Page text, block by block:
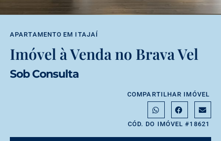
APARTAMENTO EM ITAJAÍ
Imóvel à Venda no Brava Vel
Sob Consulta
COMPARTILHAR IMÓVEL
CÓD. DO IMÓVEL #18621